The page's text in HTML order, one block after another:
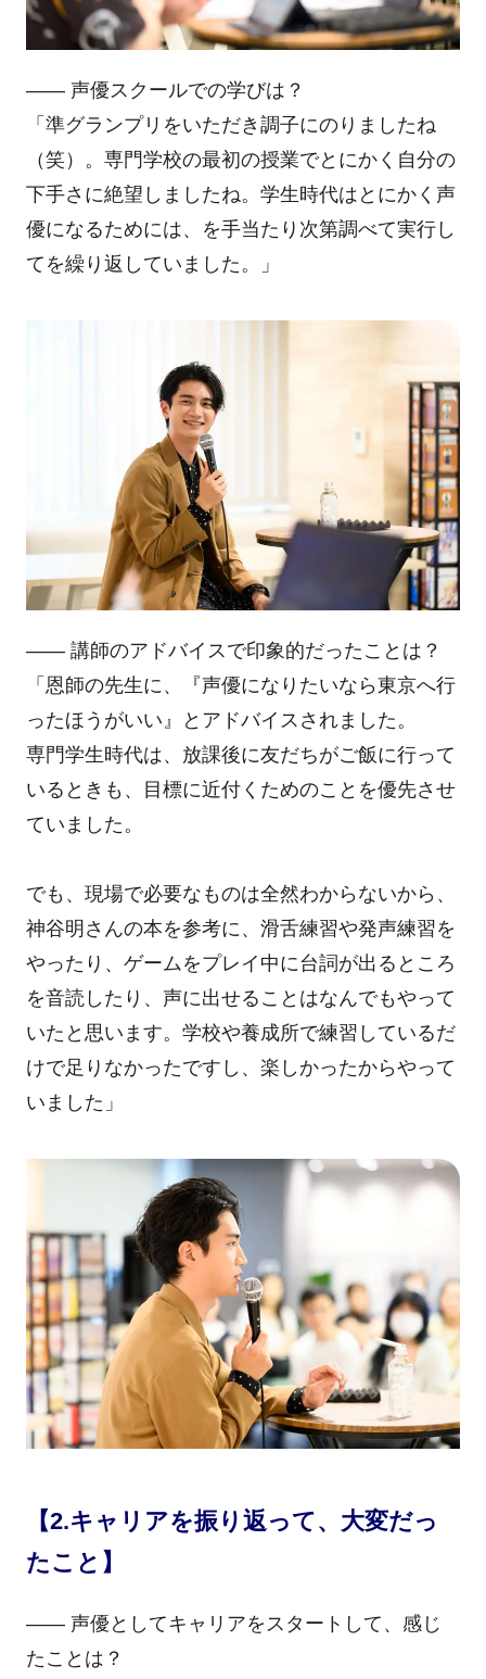
―― 声優スクールでの学びは？
「準グランプリをいただき調子にのりましたね
（笑）。専門学校の最初の授業でとにかく自分の
下手さに絶望しましたね。学生時代はとにかく声
優になるためには、を手当たり次第調べて実行し
てを繰り返していました。」
―― 講師のアドバイスで印象的だったことは？
「恩師の先生に、『声優になりたいなら東京へ行
ったほうがいい』とアドバイスされました。
専門学生時代は、放課後に友だちがご飯に行って
いるときも、目標に近付くためのことを優先させ
ていました。
でも、現場で必要なものは全然わからないから、
神谷明さんの本を参考に、滑舌練習や発声練習を
やったり、ゲームをプレイ中に台詞が出るところ
を音読したり、声に出せることはなんでもやって
いたと思います。学校や養成所で練習しているだ
けで足りなかったですし、楽しかったからやって
いました」
【2.キャリアを振り返って、大変だっ
たこと】
―― 声優としてキャリアをスタートして、感じ
たことは？